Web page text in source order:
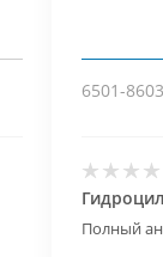
6501-
Полный